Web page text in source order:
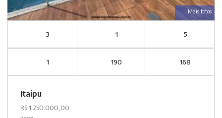
Mais fotos
3 1 5
1 190 168
Itaipu
R$ 1.250.000,00